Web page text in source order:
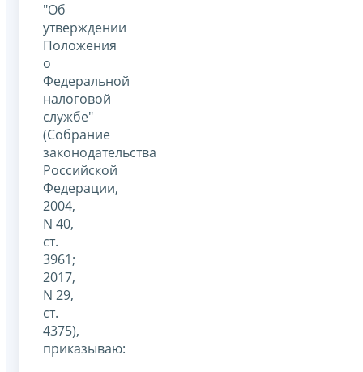
"Об
утверждении
Положения
о
Федеральной
налоговой
службе"
(Собрание
законодательства
Российской
Федерации,
2004,
N 40,
ст.
3961;
2017,
N 29,
ст.
4375),
приказываю: